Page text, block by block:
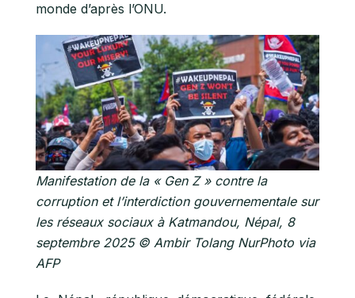
monde d’après l’ONU.
Manifestation de la « Gen Z » contre la
corruption et l’interdiction gouvernementale sur
les réseaux sociaux à Katmandou, Népal, 8
septembre 2025 © Ambir Tolang NurPhoto via
AFP